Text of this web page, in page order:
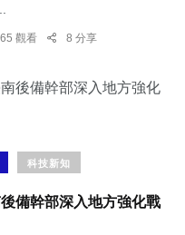
觀看 8 分享
科技新知
備幹部深入地方強化戰